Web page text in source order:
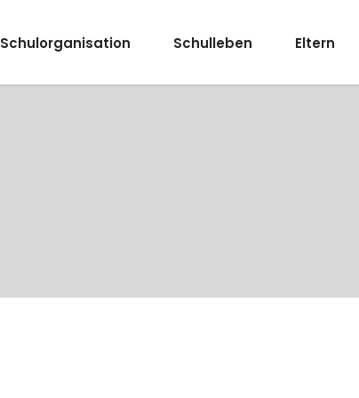
Schulorganisation Schulleben Eltern